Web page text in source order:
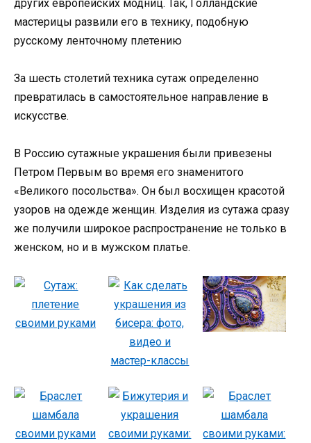
других европейских модниц. Так, Голландские
мастерицы развили его в технику, подобную
русскому ленточному плетению
За шесть столетий техника сутаж определенно
превратилась в самостоятельное направление в
искусстве.
В Россию сутажные украшения были привезены
Петром Первым во время его знаменитого
«Великого посольства». Он был восхищен красотой
узоров на одежде женщин. Изделия из сутажа сразу
же получили широкое распространение не только в
женском, но и в мужском платье.